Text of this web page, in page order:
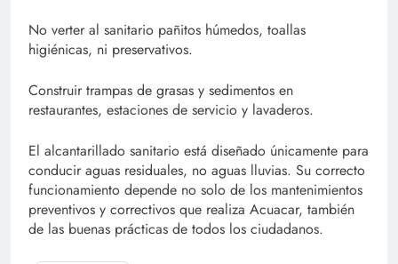
No verter al sanitario pañitos húmedos, toallas
higiénicas, ni preservativos.
Construir trampas de grasas y sedimentos en
restaurantes, estaciones de servicio y lavaderos.
El alcantarillado sanitario está diseñado únicamente para
conducir aguas residuales, no aguas lluvias. Su correcto
funcionamiento depende no solo de los mantenimientos
preventivos y correctivos que realiza Acuacar, también
de las buenas prácticas de todos los ciudadanos.